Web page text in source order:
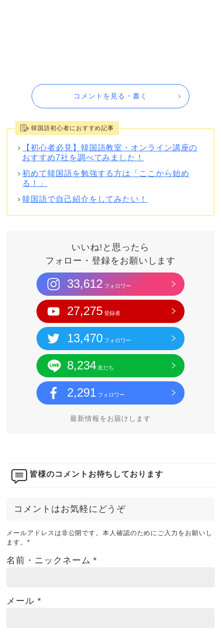
コメントを見る・書く
韓国語初心者におすすめ記事
【初心者必見】韓国語教室・オンライン講座の
おすすめ7社を調べてみました！
初めて韓国語を勉強する方は「ここから始め
る！」
韓国語で自己紹介をしてみたい！
いいね!と思ったら
フォロー・登録をお願いします
33,612 フォロワー
27,275 登録者
13,470 フォロワー
8,234 友だち
2,291 フォロワー
最新情報をお届けします
皆様のコメントお待ちしております
コメントはお気軽にどうぞ
メールアドレスは非公開です。本人確認のためにご入力をお願いし
ます。*
名前・ニックネーム*
メール*